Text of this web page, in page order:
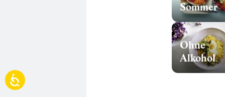
Sommer
Ohne
Alkohol